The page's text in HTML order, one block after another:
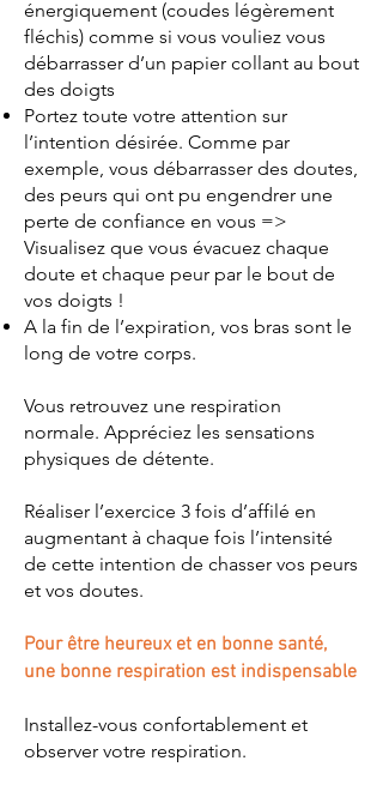
énergiquement (coudes légèrement
fléchis) comme si vous vouliez vous
débarrasser d’un papier collant au bout
des doigts
Portez toute votre attention sur
l’intention désirée. Comme par
exemple, vous débarrasser des doutes,
des peurs qui ont pu engendrer une
perte de confiance en vous =>
Visualisez que vous évacuez chaque
doute et chaque peur par le bout de
vos doigts !
A la fin de l’expiration, vos bras sont le
long de votre corps.
Vous retrouvez une respiration
normale. Appréciez les sensations
physiques de détente.
Réaliser l’exercice 3 fois d’affilé en
augmentant à chaque fois l’intensité
de cette intention de chasser vos peurs
et vos doutes.
Pour être heureux et en bonne santé,
une bonne respiration est indispensable
Installez-vous confortablement et
observer votre respiration.